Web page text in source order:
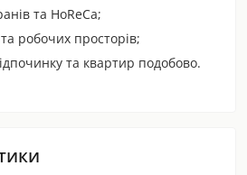
та HoReCa;
та робочих просторів;
та квартир подобово.